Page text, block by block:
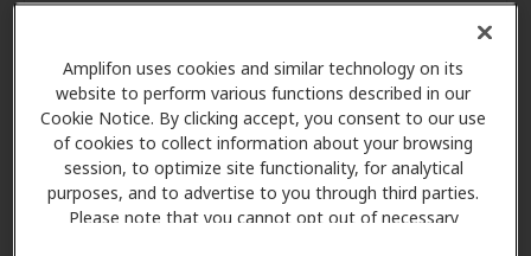
Amplifon uses cookies and similar technology on its
website to perform various functions described in our
Cookie Notice. By clicking accept, you consent to our use
of cookies to collect information about your browsing
session, to optimize site functionality, for analytical
purposes, and to advertise to you through third parties.
Please note that you cannot opt out of necessary